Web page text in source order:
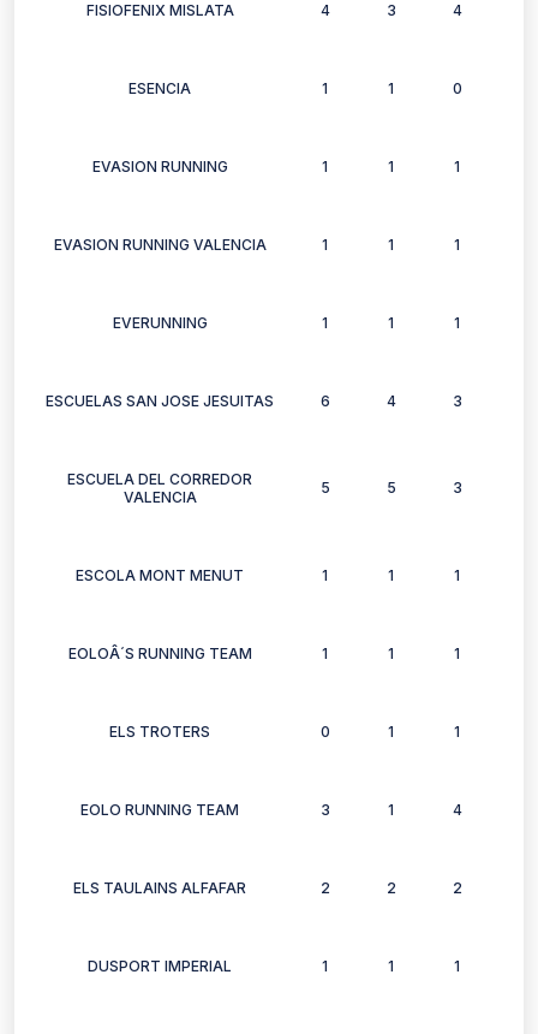
FISIOFENIX MISLATA 4 3 4
ESENCIA 1 1 0
EVASION RUNNING 1 1 1
EVASION RUNNING VALENCIA 1 1 1
EVERUNNING 1 1 1
ESCUELAS SAN JOSE JESUITAS 6 4 3
ESCUELA DEL CORREDOR
VALENCIA
5 5 3
ESCOLA MONT MENUT 1 1 1
EOLOÂ´S RUNNING TEAM 1 1 1
ELS TROTERS 0 1 1
EOLO RUNNING TEAM 3 1 4
ELS TAULAINS ALFAFAR 2 2 2
DUSPORT IMPERIAL 1 1 1